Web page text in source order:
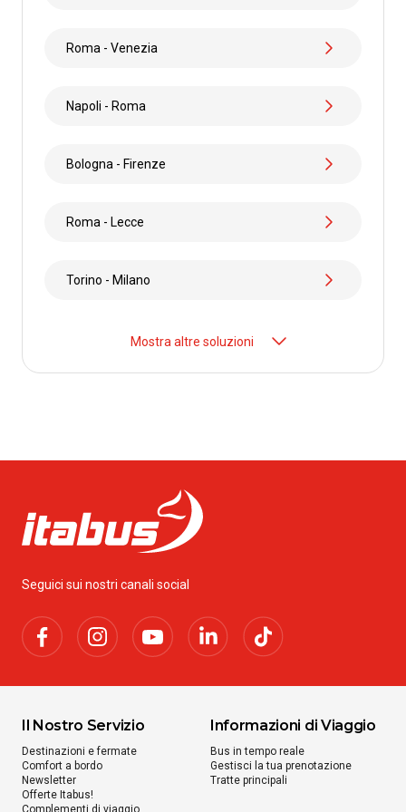
Roma - Venezia
Napoli - Roma
Bologna - Firenze
Roma - Lecce
Torino - Milano
Mostra altre soluzioni
Seguici sui nostri canali social
Il Nostro Servizio
Destinazioni e fermate
Comfort a bordo
Newsletter
Offerte Itabus!
Complementi di viaggio
Informazioni di Viaggio
Bus in tempo reale
Gestisci la tua prenotazione
Tratte principali